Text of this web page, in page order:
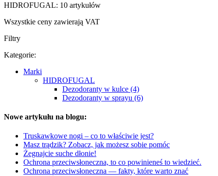
HIDROFUGAL: 10 artykułów
Wszystkie ceny zawierają VAT
Filtry
Kategorie:
Marki
HIDROFUGAL
Dezodoranty w kulce (4)
Dezodoranty w sprayu (6)
Nowe artykułu na blogu:
Truskawkowe nogi – co to właściwie jest?
Masz trądzik? Zobacz, jak możesz sobie pomóc
Żegnajcie suche dłonie!
Ochrona przeciwsłoneczna, to co powinieneś to wiedzieć.
Ochrona przeciwsłoneczna — fakty, które warto znać